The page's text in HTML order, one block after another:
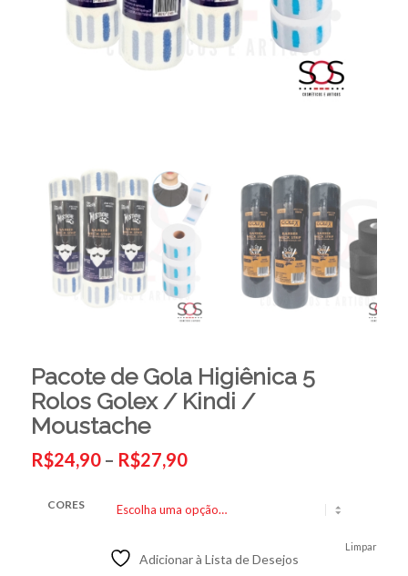
Pacote de Gola Higiênica 5
Rolos Golex / Kindi /
Moustache
R$24,90 – R$27,90Faixa
de
preço:
R$24,90
através
CORES
Limpar
Adicionar à Lista de Desejos